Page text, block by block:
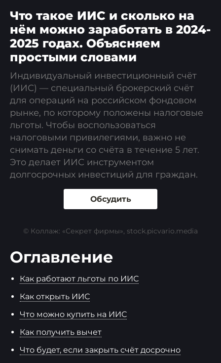
Что такое ИИС и сколько на
нём можно заработать в 2024-
2025 годах. Объясняем
простыми словами
Индивидуальный инвестиционный счёт
(ИИС) — специальный брокерский счёт
для операций на российском фондовом
рынке, по которому положены налоговые
льготы. Чтобы воспользоваться
налоговыми привилегиями, важно не
снимать деньги со счёта в течение 5 лет.
Это делает ИИС инструментом
долгосрочных инвестиций для граждан.
Обсудить
© Коллаж: «Секрет фирмы», stock.picvario.media
Оглавление
Как работают льготы по ИИС
Как открыть ИИС
Что можно купить на ИИС
Как получить вычет
Что будет, если закрыть счёт досрочно